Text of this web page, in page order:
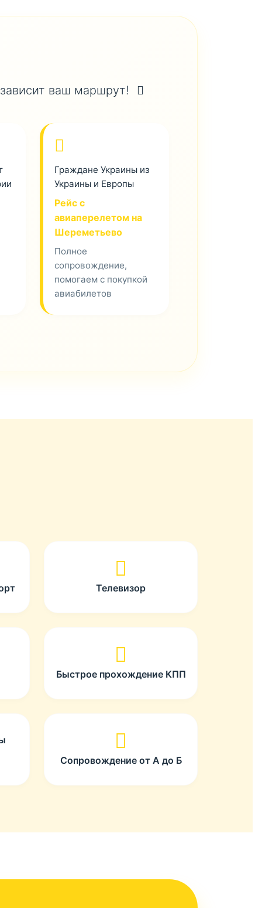
ваш маршрут!
Граждане Украины из
Украины и Европы
Рейс с
авиаперелетом на
Шереметьево
Полное
сопровождение,
помогаем с покупкой
авиабилетов
Телевизор
Быстрое прохождение КПП
Сопровождение от А до Б